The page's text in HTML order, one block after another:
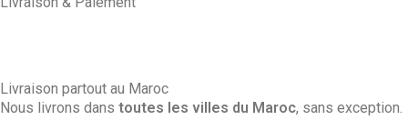
Livraison partout au Maroc
Nous livrons dans toutes les villes du Maroc, sans exception.